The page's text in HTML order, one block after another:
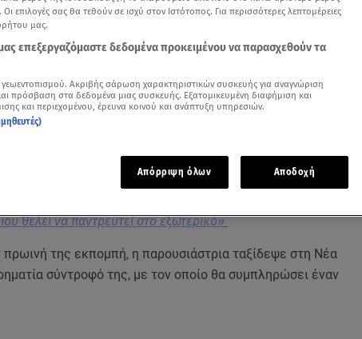
τη Νέα Υόρκη από ψηλά - «Εδώ τώρα ξημερώνει»
άρθρα μας στα αποτελέσματα αναζήτησης
Add star.gr on Google
τις Άγιες ημέρες του Πάσχα η
θέλει να παντρευτεί στο εξωτερικό»
πρωινή της εκπομπή, η παρουσιάστρια ταξίδεψε στη Νέα
σύντροφό της, με τον οποίο θα συμπληρώσει έναν
επιλογές σας θα τεθούν σε ισχύ στον Ιστότοπος. Για περισσότερες λεπτομέρειες
μας.
μας επεξεργαζόμαστε δεδομένα προκειμένου να παρασχεθούν τα
Ακριβής σάρωση χαρακτηριστικών συσκευής για αναγνώριση
πρόσβαση στα δεδομένα μιας συσκευής. Εξατομικευμένη διαφήμιση και
και περιεχομένου, έρευνα κοινού και ανάπτυξη υπηρεσιών.
Απόρριψη όλων Αποδοχή